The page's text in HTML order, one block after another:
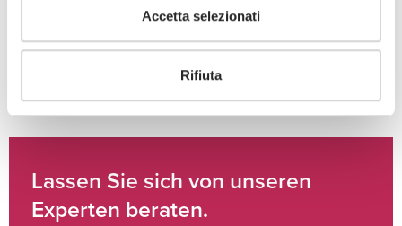
Accetta selezionati
Rifiuta
Lassen Sie sich von unseren
Experten beraten.